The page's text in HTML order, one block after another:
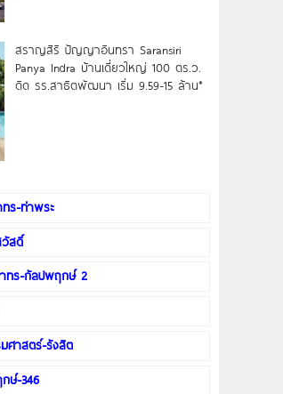
สราญสิริ ปัญญาอินทรา Saransiri
Panya Indra บ้านเดี่ยวใหญ่ 100 ตร.ว.
ดิด รร.สาธิตพัฒนา เริ่ม 9.59-15 ล้าน*
ทร-ท่าพระ
วัสดิ์
ทร-กัลปพฤกษ์ 2
ศาสตร์-รังสิต
ษ์-346